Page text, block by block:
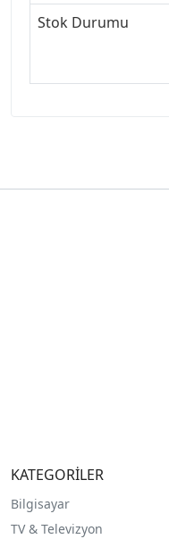
Stok Durumu
KATEGORİLER
Bilgisayar
TV & Televizyon